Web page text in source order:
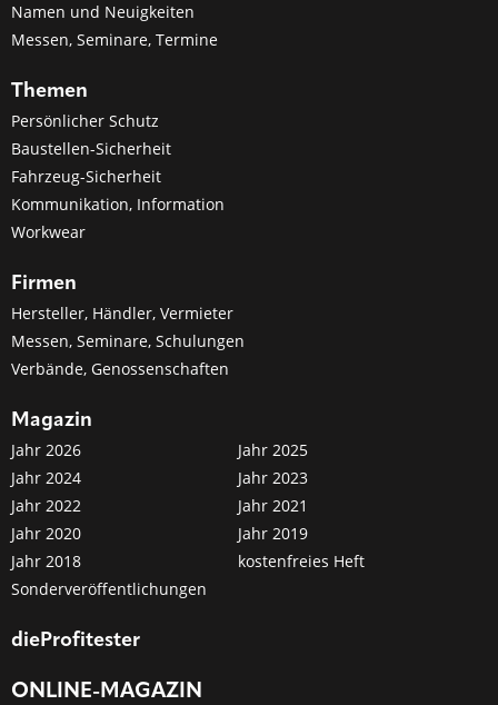
Namen und Neuigkeiten
Messen, Seminare, Termine
Themen
Persönlicher Schutz
Baustellen-Sicherheit
Fahrzeug-Sicherheit
Kommunikation, Information
Workwear
Firmen
Hersteller, Händler, Vermieter
Messen, Seminare, Schulungen
Verbände, Genossenschaften
Magazin
Jahr 2026
Jahr 2025
Jahr 2024
Jahr 2023
Jahr 2022
Jahr 2021
Jahr 2020
Jahr 2019
Jahr 2018
kostenfreies Heft
Sonderveröffentlichungen
dieProfitester
ONLINE-MAGAZIN